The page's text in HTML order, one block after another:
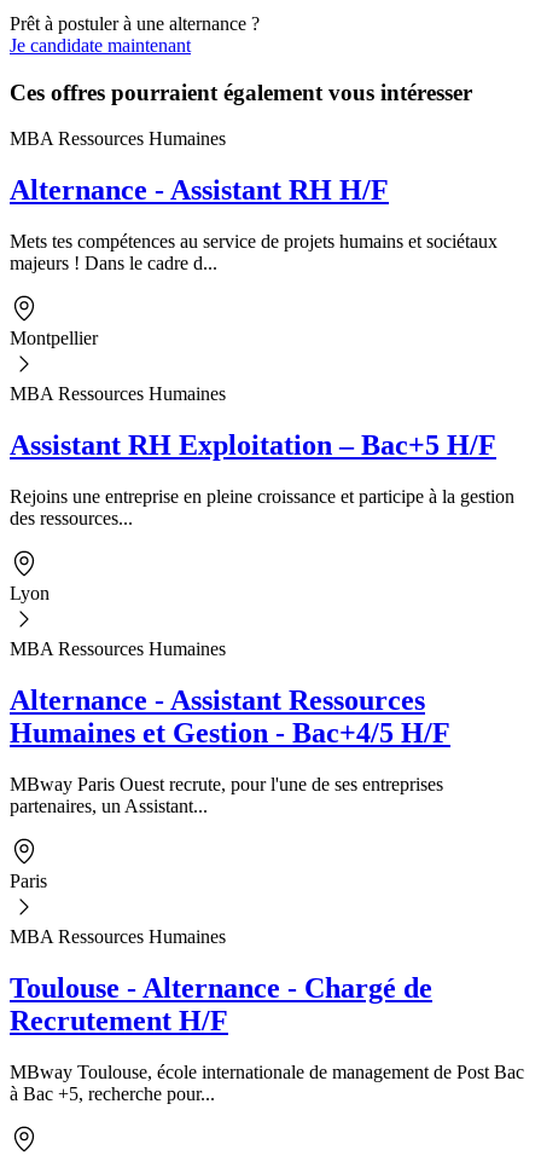
Prêt à postuler à une alternance ?
Je candidate maintenant
Ces offres pourraient également vous intéresser
MBA Ressources Humaines
Alternance - Assistant RH H/F
Mets tes compétences au service de projets humains et sociétaux
majeurs ! Dans le cadre d...
Montpellier
MBA Ressources Humaines
Assistant RH Exploitation – Bac+5 H/F
Rejoins une entreprise en pleine croissance et participe à la gestion
des ressources...
Lyon
MBA Ressources Humaines
Alternance - Assistant Ressources
Humaines et Gestion - Bac+4/5 H/F
MBway Paris Ouest recrute, pour l'une de ses entreprises
partenaires, un Assistant...
Paris
MBA Ressources Humaines
Toulouse - Alternance - Chargé de
Recrutement H/F
MBway Toulouse, école internationale de management de Post Bac
à Bac +5, recherche pour...